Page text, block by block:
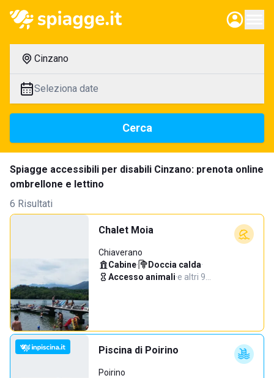
Cinzano
Seleziona date
Cerca
Spiagge accessibili per disabili Cinzano: prenota online
ombrellone e lettino
6 Risultati
Chalet Moia
Chiaverano
Cabine· Doccia calda·
Accesso animali·e altri 9…
Piscina di Poirino
Poirino